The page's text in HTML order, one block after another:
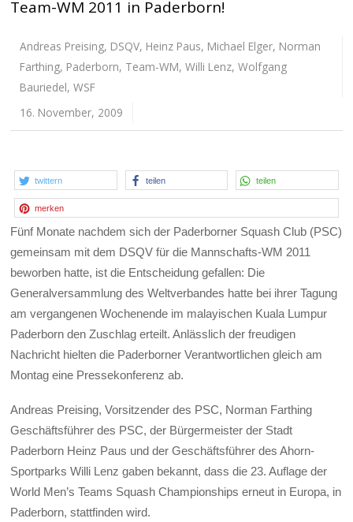
Team-WM 2011 in Paderborn!
Andreas Preising, DSQV, Heinz Paus, Michael Elger, Norman
Farthing, Paderborn, Team-WM,Willi Lenz,Wolfgang
Bauriedel,WSF
16. November, 2009
twittern teilen teilen
merken
Fünf Monate nachdem sich der Paderborner Squash Club (PSC)
gemeinsam mit dem DSQV für die Mannschafts-WM 2011
beworben hatte, ist die Entscheidung gefallen: Die
Generalversammlung des Weltverbandes hatte bei ihrer Tagung
am vergangenen Wochenende im malayischen Kuala Lumpur
Paderborn den Zuschlag erteilt. Anlässlich der freudigen
Nachricht hielten die Paderborner Verantwortlichen gleich am
Montag eine Pressekonferenz ab.
Andreas Preising, Vorsitzender des PSC, Norman Farthing
Geschäftsführer des PSC, der Bürgermeister der Stadt
Paderborn Heinz Paus und der Geschäftsführer des Ahorn-
Sportparks Willi Lenz gaben bekannt, dass die 23. Auflage der
World Men’s Teams Squash Championships erneut in Europa, in
Paderborn, stattfinden wird.